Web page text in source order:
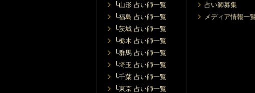
8/20 (木) 10:00〜22:00
【大阪 / アメリカ村店4階】
8/21 (金) 10:00〜22:00
【大阪 / アメリカ村店4階】
8/22 (土) 10:00〜22:00
【大阪 / アメリカ村店4階】
└山形 占い師一覧
└福島 占い師一覧
└茨城 占い師一覧
└栃木 占い師一覧
└群馬 占い師一覧
└埼玉 占い師一覧
└千葉 占い師一覧
└東京 占い師一覧
占い師募集
メディア情報一